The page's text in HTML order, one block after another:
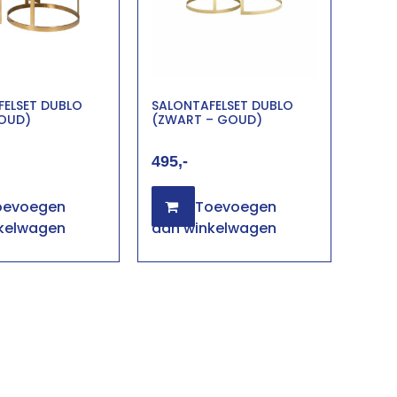
DUBLO
SALONTAFELSET DUBLO
(ZWART – GOUD)
495
Toevoegen
aan winkelwagen